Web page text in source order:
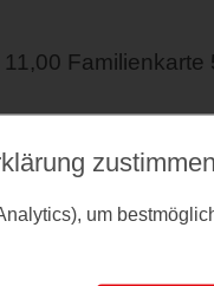
Familienkarte
um